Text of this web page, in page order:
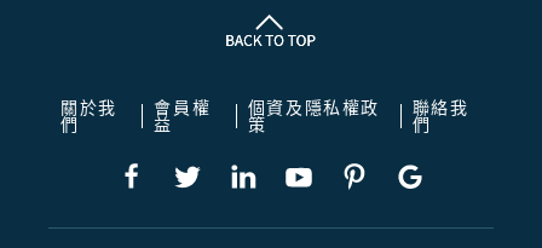
關於我
們
會員權
益
個資及隱私權政
策
聯絡我
們